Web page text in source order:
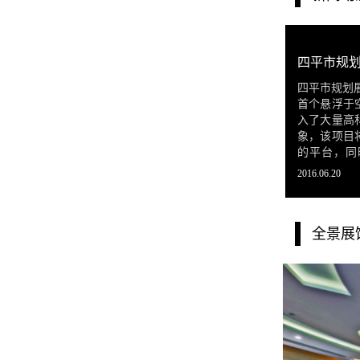
四平市规划
首个悬浮于
入了大量高
象，该项目
的平台，
所。
2016.06.20
全景展